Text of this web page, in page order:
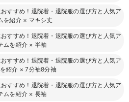
すすめ！退院着・退院服の選び方と人気ア
を紹介 × マキシ丈
すすめ！退院着・退院服の選び方と人気ア
ムを紹介 × 半袖
すすめ！退院着・退院服の選び方と人気ア
紹介 ×7分袖8分袖
すすめ！退院着・退院服の選び方と人気ア
ムを紹介 × 長袖